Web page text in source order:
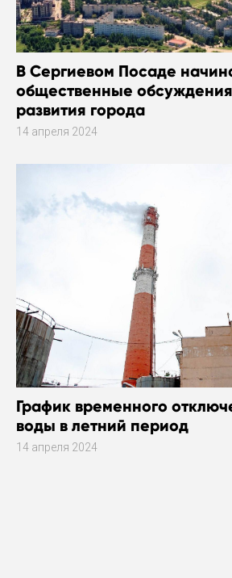
В Сергиевом Посаде
общественные
развития города
14 апреля 2024
График временного
воды в летний период
14 апреля 2024